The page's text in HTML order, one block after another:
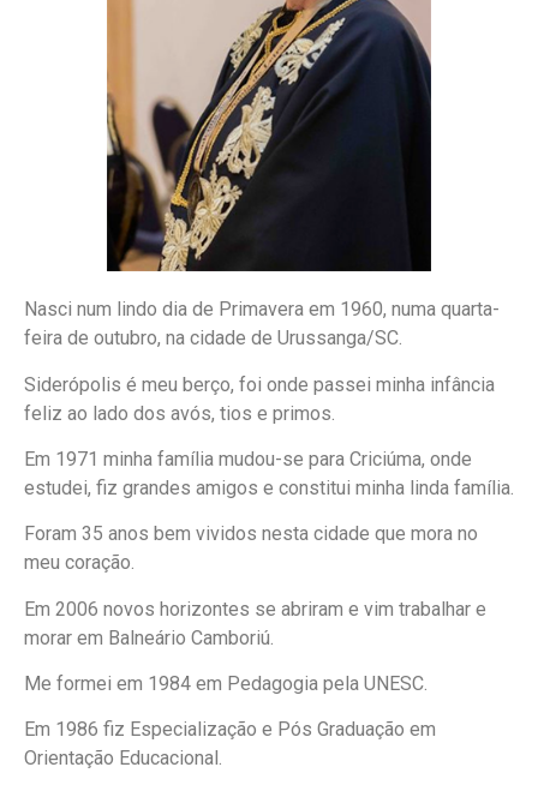
Nasci num lindo dia de Primavera em 1960, numa quarta-
feira de outubro, na cidade de Urussanga/SC.
Siderópolis é meu berço, foi onde passei minha infância
feliz ao lado dos avós, tios e primos.
Em 1971 minha família mudou-se para Criciúma, onde
estudei, fiz grandes amigos e constitui minha linda família.
Foram 35 anos bem vividos nesta cidade que mora no
meu coração.
Em 2006 novos horizontes se abriram e vim trabalhar e
morar em Balneário Camboriú.
Me formei em 1984 em Pedagogia pela UNESC.
Em 1986 fiz Especialização e Pós Graduação em
Orientação Educacional.